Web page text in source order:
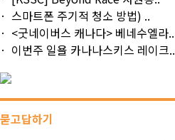
스마트폰 주기적 청소 방법) ..
<굿네이버스 캐나다> 베네수엘라..
이번주 일욜 카나나스키스 레이크..
묻고답하기